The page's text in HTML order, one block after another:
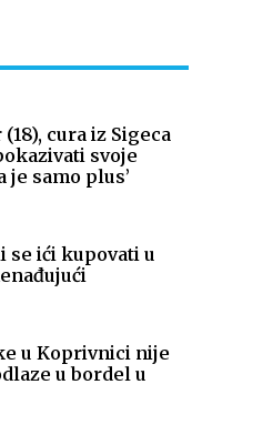
(18), cura iz Sigeca
svoje
je samo plus’
ići kupovati u
u Koprivnici nije
u bordel u